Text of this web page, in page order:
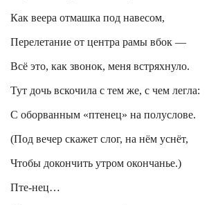
Как веера отмашка под навесом,
Перелетание от центра рамы вбок —
Всё это, как звонок, меня встряхнуло.
Тут дочь вскочила с тем же, с чем легла:
С оборванным «птенец» на полуслове.
(Под вечер скажет слог, на нём уснёт,
Чтобы докончить утром окончанье.)
Пте-нец…